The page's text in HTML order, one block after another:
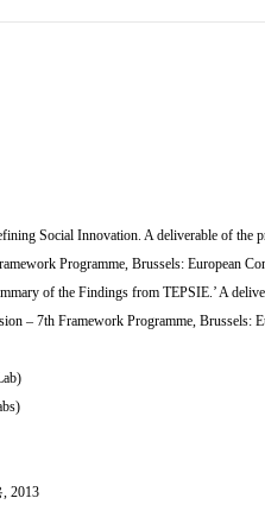
Social Innovation. A deliverable of the
Programme, Brussels: European
of the Findings from TEPSIE.’ A
‒ 7th Framework Programme, Brussels:
2013